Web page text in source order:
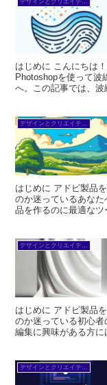
はじめに こんにちは
Photoshopを使って波
へ。この記事では、
はじめに アドビ製品
のか迷っているあな
品を作るのに最適な
はじめに アドビ製品
のか迷っている初心
編集に興味がある方